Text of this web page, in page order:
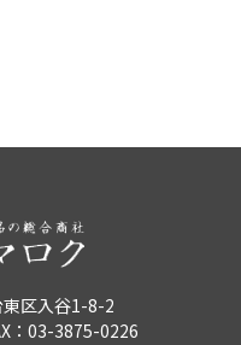
区入谷1-8-2
：03-3875-0226